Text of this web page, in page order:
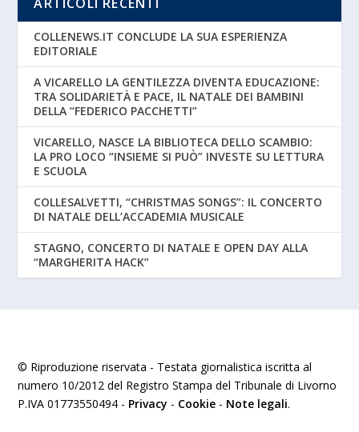
COLLENEWS.IT CONCLUDE LA SUA ESPERIENZA
EDITORIALE
A VICARELLO LA GENTILEZZA DIVENTA EDUCAZIONE:
TRA SOLIDARIETÀ E PACE, IL NATALE DEI BAMBINI
DELLA “FEDERICO PACCHETTI”
VICARELLO, NASCE LA BIBLIOTECA DELLO SCAMBIO:
LA PRO LOCO “INSIEME SI PUÒ” INVESTE SU LETTURA
E SCUOLA
COLLESALVETTI, “CHRISTMAS SONGS”: IL CONCERTO
DI NATALE DELL’ACCADEMIA MUSICALE
STAGNO, CONCERTO DI NATALE E OPEN DAY ALLA
“MARGHERITA HACK”
© Riproduzione riservata - Testata giornalistica iscritta al
numero 10/2012 del Registro Stampa del Tribunale di Livorno
P.IVA 01773550494 - Privacy - Cookie - Note legali.